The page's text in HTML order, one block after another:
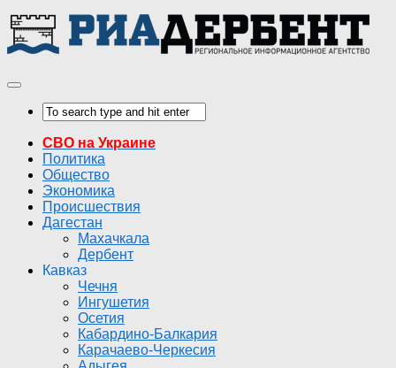
СВО на Украине
Политика
Общество
Экономика
Происшествия
Дагестан
Махачкала
Дербент
Кавказ
Чечня
Ингушетия
Осетия
Кабардино-Балкария
Карачаево-Черкесия